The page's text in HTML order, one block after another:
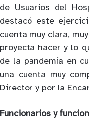
de Usuarios del
destacó este
cuenta muy clara,
proyecta hacer y lo
de la pandemia en
una cuenta muy
Director y por la
Funcionarios y